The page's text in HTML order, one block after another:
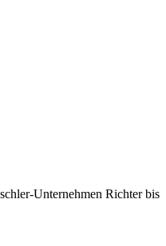
Unternehmen Richter bis